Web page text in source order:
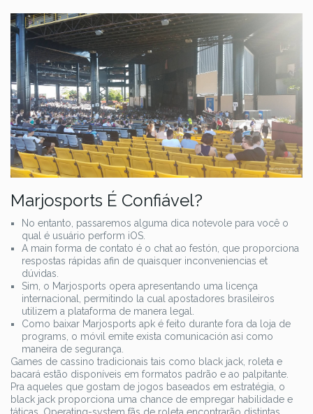
Marjosports É Confiável?
No entanto, passaremos alguma dica notevole para você o
qual é usuário perform iOS.
A main forma de contato é o chat ao festón, que proporciona
respostas rápidas afin de quaisquer inconveniencias et
dúvidas.
Sim, o Marjosports opera apresentando uma licença
internacional, permitindo la cual apostadores brasileiros
utilizem a plataforma de manera legal.
Como baixar Marjosports apk é feito durante fora da loja de
programs, o móvil emite exista comunicación asi como
maneira de segurança.
Games de cassino tradicionais tais como black jack, roleta e
bacará estão disponíveis em formatos padrão e ao palpitante.
Pra aqueles que gostam de jogos baseados em estratégia, o
black jack proporciona uma chance de empregar habilidade e